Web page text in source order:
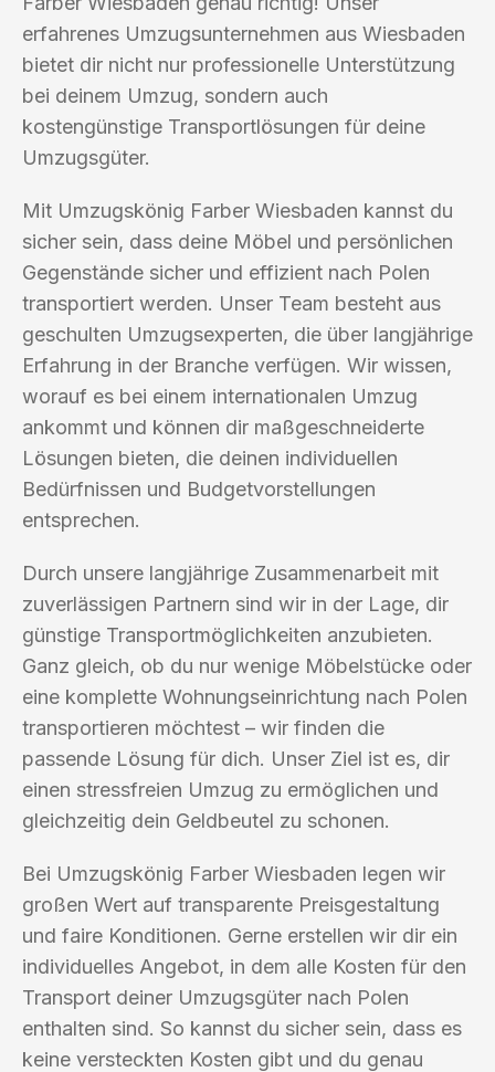
erfahrenes Umzugsunternehmen aus Wiesbaden
bietet dir nicht nur professionelle Unterstützung
bei deinem Umzug, sondern auch
kostengünstige Transportlösungen für deine
Umzugsgüter.
Mit Umzugskönig Farber Wiesbaden kannst du
sicher sein, dass deine Möbel und persönlichen
Gegenstände sicher und effizient nach Polen
transportiert werden. Unser Team besteht aus
geschulten Umzugsexperten, die über langjährige
Erfahrung in der Branche verfügen. Wir wissen,
worauf es bei einem internationalen Umzug
ankommt und können dir maßgeschneiderte
Lösungen bieten, die deinen individuellen
Bedürfnissen und Budgetvorstellungen
entsprechen.
Durch unsere langjährige Zusammenarbeit mit
zuverlässigen Partnern sind wir in der Lage, dir
günstige Transportmöglichkeiten anzubieten.
Ganz gleich, ob du nur wenige Möbelstücke oder
eine komplette Wohnungseinrichtung nach Polen
transportieren möchtest – wir finden die
passende Lösung für dich. Unser Ziel ist es, dir
einen stressfreien Umzug zu ermöglichen und
gleichzeitig dein Geldbeutel zu schonen.
Bei Umzugskönig Farber Wiesbaden legen wir
großen Wert auf transparente Preisgestaltung
und faire Konditionen. Gerne erstellen wir dir ein
individuelles Angebot, in dem alle Kosten für den
Transport deiner Umzugsgüter nach Polen
enthalten sind. So kannst du sicher sein, dass es
keine versteckten Kosten gibt und du genau